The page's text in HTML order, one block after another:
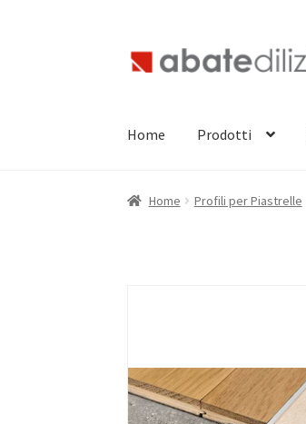
Vai
alla
Vai
al
Home Prodotti
Home Profili per Piastrelle